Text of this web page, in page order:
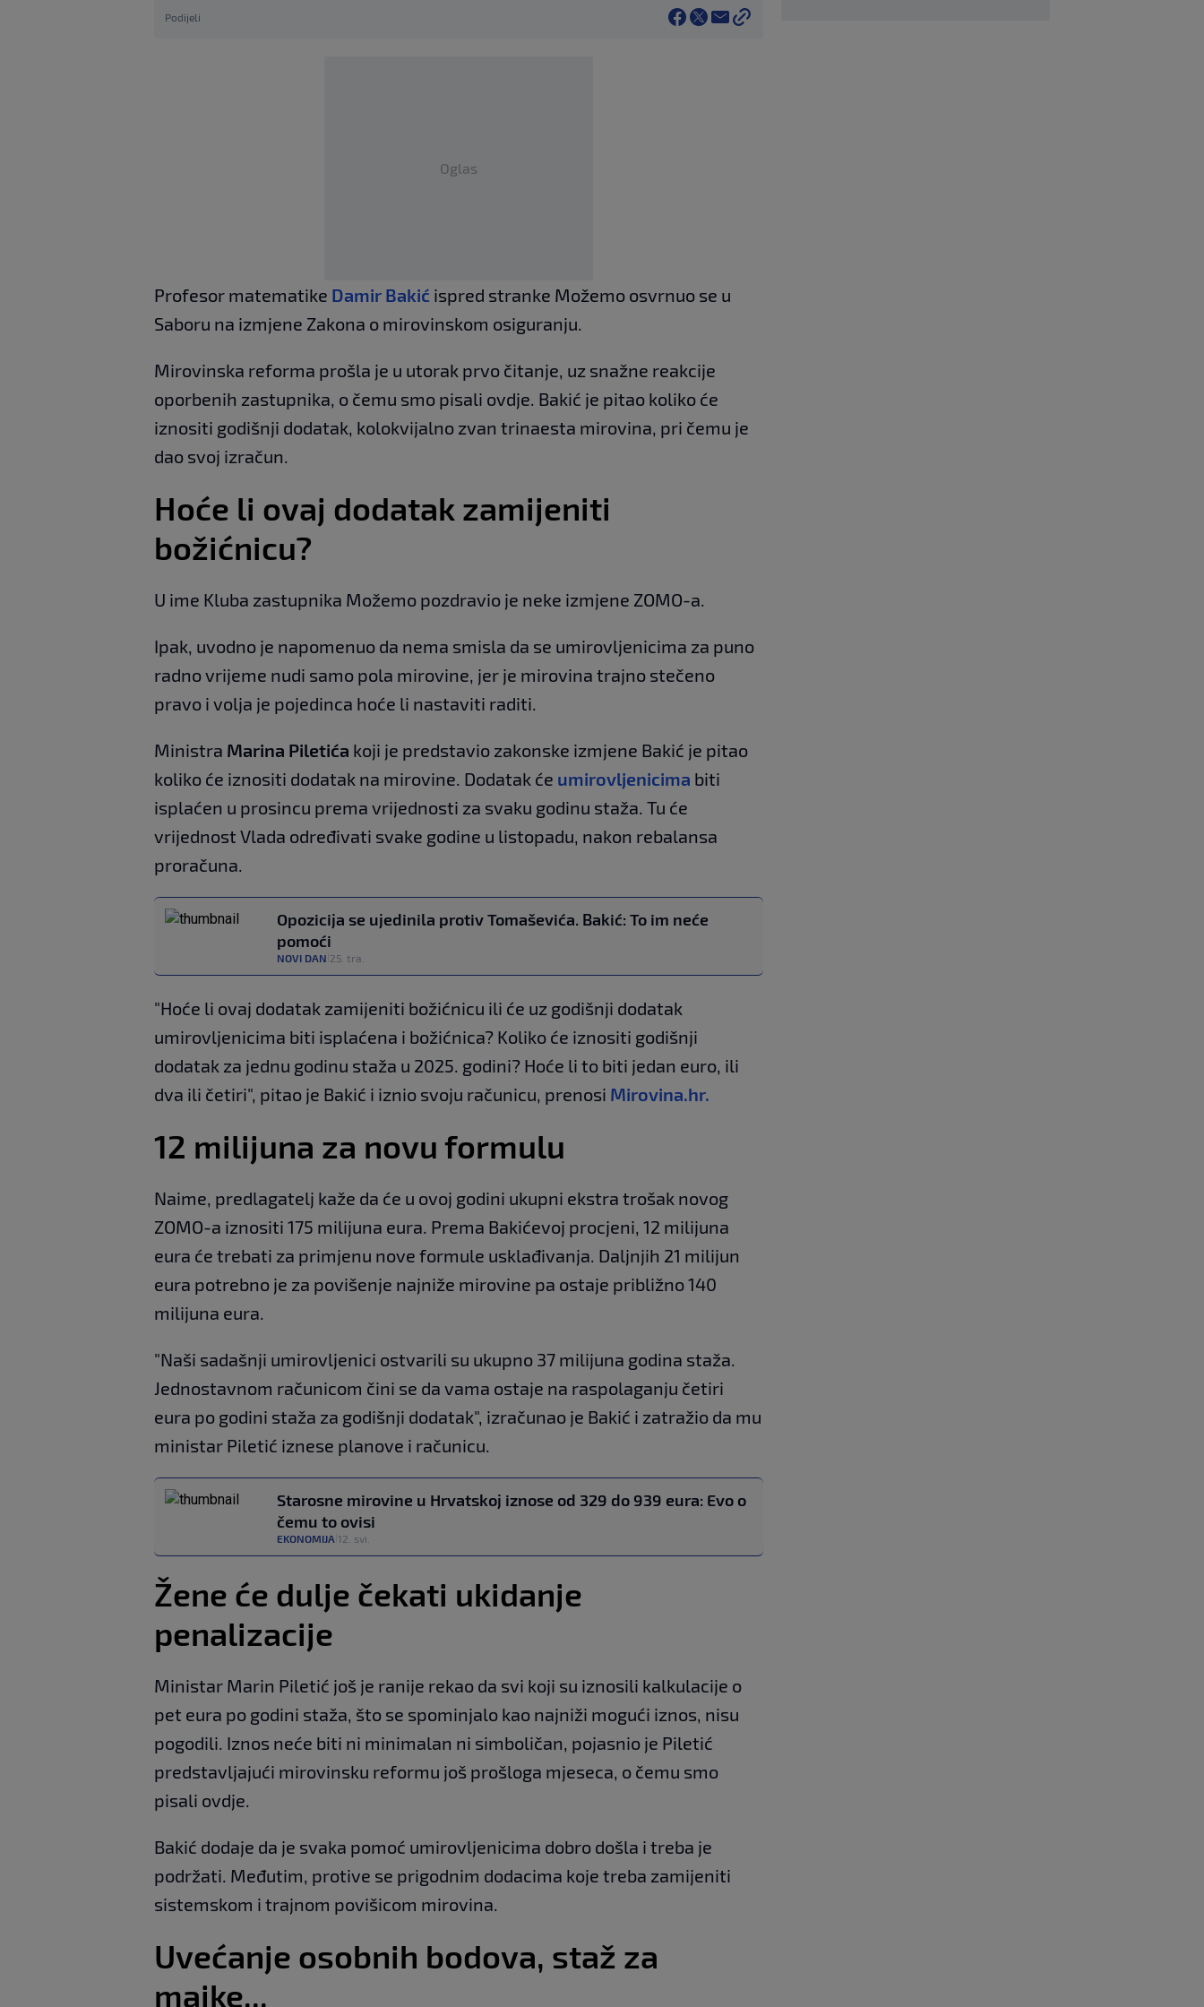
Podijeli
Oglas
Profesor matematike Damir Bakić ispred stranke Možemo osvrnuo se u
Saboru na izmjene Zakona o mirovinskom osiguranju.
Mirovinska reforma prošla je u utorak prvo čitanje, uz snažne reakcije
oporbenih zastupnika, o čemu smo pisali ovdje. Bakić je pitao koliko će
iznositi godišnji dodatak, kolokvijalno zvan trinaesta mirovina, pri čemu je
dao svoj izračun.
Hoće li ovaj dodatak zamijeniti
božićnicu?
U ime Kluba zastupnika Možemo pozdravio je neke izmjene ZOMO-a.
Ipak, uvodno je napomenuo da nema smisla da se umirovljenicima za puno
radno vrijeme nudi samo pola mirovine, jer je mirovina trajno stečeno
pravo i volja je pojedinca hoće li nastaviti raditi.
Ministra Marina Piletića koji je predstavio zakonske izmjene Bakić je pitao
koliko će iznositi dodatak na mirovine. Dodatak će umirovljenicima biti
isplaćen u prosincu prema vrijednosti za svaku godinu staža. Tu će
vrijednost Vlada određivati svake godine u listopadu, nakon rebalansa
proračuna.
Opozicija se ujedinila protiv Tomaševića. Bakić: To im neće
pomoći
NOVI DAN 25. tra.
"Hoće li ovaj dodatak zamijeniti božićnicu ili će uz godišnji dodatak
umirovljenicima biti isplaćena i božićnica? Koliko će iznositi godišnji
dodatak za jednu godinu staža u 2025. godini? Hoće li to biti jedan euro, ili
dva ili četiri", pitao je Bakić i iznio svoju računicu, prenosi Mirovina.hr.
12 milijuna za novu formulu
Naime, predlagatelj kaže da će u ovoj godini ukupni ekstra trošak novog
ZOMO-a iznositi 175 milijuna eura. Prema Bakićevoj procjeni, 12 milijuna
eura će trebati za primjenu nove formule usklađivanja. Daljnjih 21 milijun
eura potrebno je za povišenje najniže mirovine pa ostaje približno 140
milijuna eura.
"Naši sadašnji umirovljenici ostvarili su ukupno 37 milijuna godina staža.
Jednostavnom računicom čini se da vama ostaje na raspolaganju četiri
eura po godini staža za godišnji dodatak", izračunao je Bakić i zatražio da mu
ministar Piletić iznese planove i računicu.
Starosne mirovine u Hrvatskoj iznose od 329 do 939 eura: Evo o
čemu to ovisi
EKONOMIJA 12. svi.
Žene će dulje čekati ukidanje
penalizacije
Ministar Marin Piletić još je ranije rekao da svi koji su iznosili kalkulacije o
pet eura po godini staža, što se spominjalo kao najniži mogući iznos, nisu
pogodili. Iznos neće biti ni minimalan ni simboličan, pojasnio je Piletić
predstavljajući mirovinsku reformu još prošloga mjeseca, o čemu smo
pisali ovdje.
Bakić dodaje da je svaka pomoć umirovljenicima dobro došla i treba je
podržati. Međutim, protive se prigodnim dodacima koje treba zamijeniti
sistemskom i trajnom povišicom mirovina.
Uvećanje osobnih bodova, staž za
majke...